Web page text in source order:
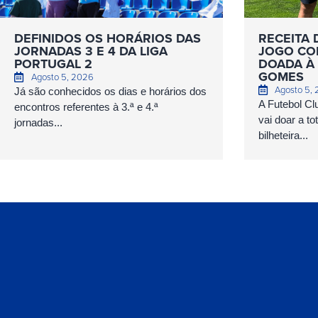
DEFINIDOS OS HORÁRIOS DAS
JORNADAS 3 E 4 DA LIGA
PORTUGAL 2
Agosto 5, 2026
Já são conhecidos os dias e horários dos
encontros referentes à 3.ª e 4.ª
jornadas...
RECEITA
JOGO
DOADA
GOMES
Agosto 5,
A Futebol
vai doar a
bilheteira...